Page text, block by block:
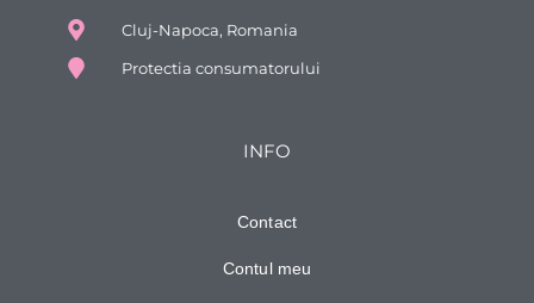
Cluj-Napoca, Romania
Protectia consumatorului
INFO
Contact
Contul meu